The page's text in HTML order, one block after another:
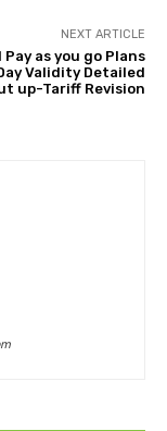
NEXT ARTICLE
as you go Plans
Validity Detailed
up-Tariff Revision